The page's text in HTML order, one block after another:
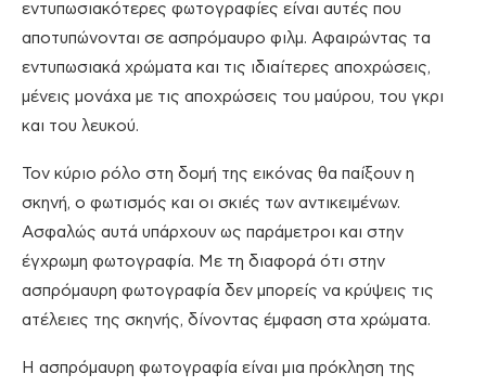
εντυπωσιακότερες φωτογραφίες είναι αυτές που
αποτυπώνονται σε ασπρόμαυρο φιλμ. Αφαιρώντας τα
εντυπωσιακά χρώματα και τις ιδιαίτερες αποχρώσεις,
μένεις μονάχα με τις αποχρώσεις του μαύρου, του γκρι
και του λευκού.
Τον κύριο ρόλο στη δομή της εικόνας θα παίξουν η
σκηνή, ο φωτισμός και οι σκιές των αντικειμένων.
Ασφαλώς αυτά υπάρχουν ως παράμετροι και στην
έγχρωμη φωτογραφία. Με τη διαφορά ότι στην
ασπρόμαυρη φωτογραφία δεν μπορείς να κρύψεις τις
ατέλειες της σκηνής, δίνοντας έμφαση στα χρώματα.
Η ασπρόμαυρη φωτογραφία είναι μια πρόκληση της